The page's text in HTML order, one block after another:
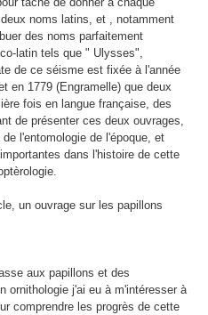
noms latins, et , notamment
des noms parfaitement
latin tels que " Ulysses",
de ce séisme est fixée à l'année
en 1779 (Engramelle) que deux
fois en langue française, des
de présenter ces deux ouvrages,
l'entomologie de l'époque, et
dans l'histoire de cette
un ouvrage sur les papillons
aux papillons et des
ornithologie j'ai eu à m'intéresser à
comprendre les progrès de cette